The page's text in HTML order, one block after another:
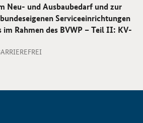
Neu- und Ausbaubedarf und zur
Serviceeinrichtungen
im Rahmen des BVWP – Teil II: KV-